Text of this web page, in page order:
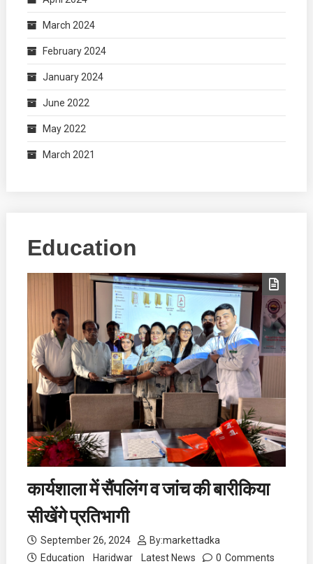
March 2024
February 2024
January 2024
June 2022
May 2022
March 2021
Education
कार्यशाला में सैंपलिंग व जांच की बारीकिया
सीखेंगे प्रतिभागी
September 26, 2024 By:markettadka
Education
Haridwar Latest News 0 Comments